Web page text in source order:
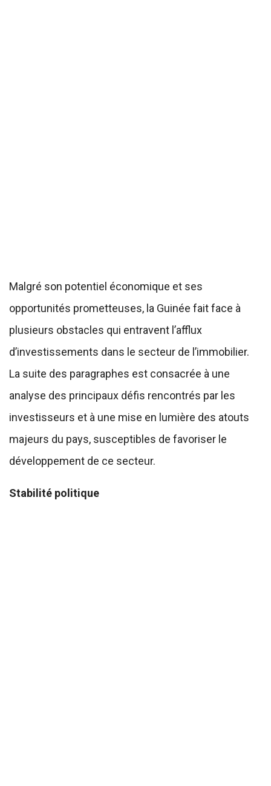
Malgré son potentiel économique et ses
opportunités prometteuses, la Guinée fait face à
plusieurs obstacles qui entravent l’afflux
d’investissements dans le secteur de l’immobilier.
La suite des paragraphes est consacrée à une
analyse des principaux défis rencontrés par les
investisseurs et à une mise en lumière des atouts
majeurs du pays, susceptibles de favoriser le
développement de ce secteur.
Stabilité politique